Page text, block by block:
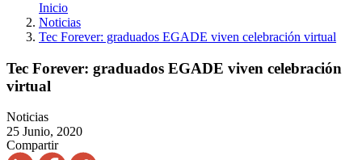
Inicio
Noticias
Tec Forever: graduados EGADE viven celebración virtual
Tec Forever: graduados EGADE viven celebración
virtual
Noticias
25 Junio, 2020
Compartir